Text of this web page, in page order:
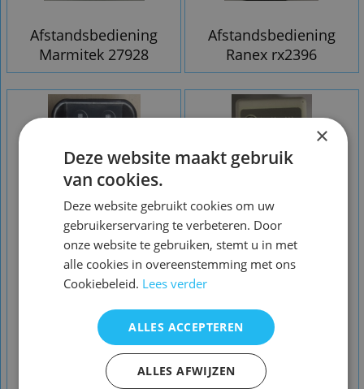
Afstandsbediening
Marmitek 27928
Afstandsbediening
Ranex rx2396
Afstandsbediening
Remote controller
pr1850
Afstandsbediening
Luceplan ventilator
×
Deze website maakt gebruik
van cookies.
Deze website gebruikt cookies om uw
gebruikerservaring te verbeteren. Door
onze website te gebruiken, stemt u in met
alle cookies in overeenstemming met ons
Cookiebeleid. Lees verder
ALLES ACCEPTEREN
ALLES AFWIJZEN